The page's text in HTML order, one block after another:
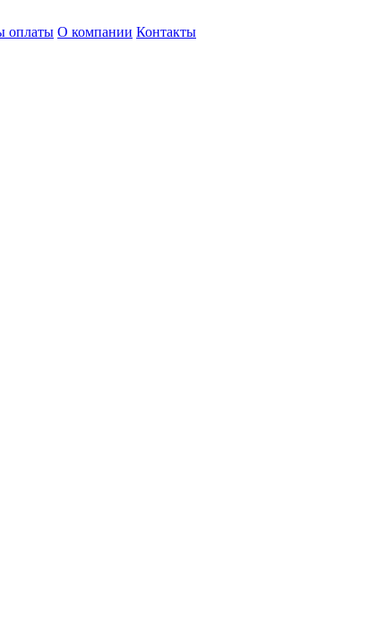
оплаты О компании Контакты